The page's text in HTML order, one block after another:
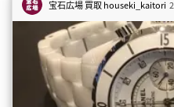
宝石広場 買取houseki_kaitori